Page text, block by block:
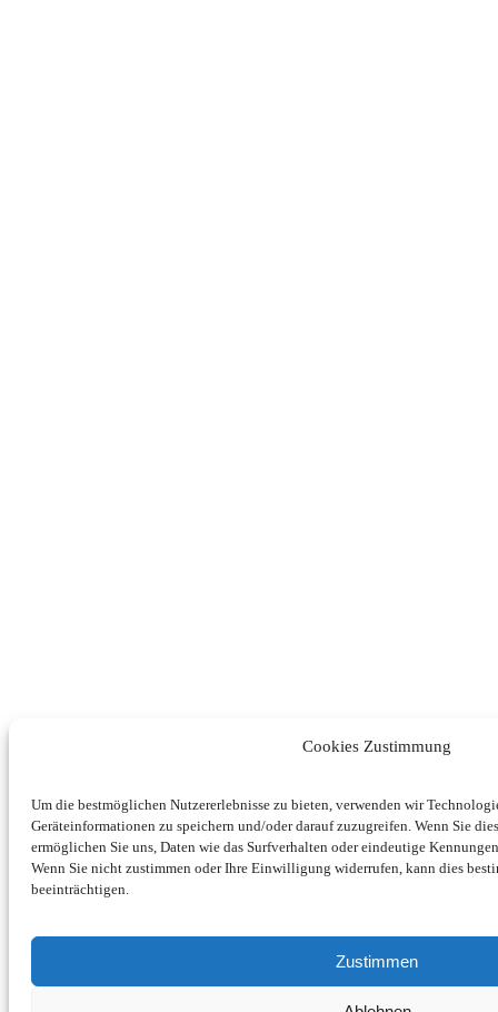
Cookies Zustimmung
Um die bestmöglichen Nutzererlebnisse zu bieten, verwenden wir
Geräteinformationen zu speichern und/oder darauf zuzugreifen. Wenn Sie
ermöglichen Sie uns, Daten wie das Surfverhalten oder eindeutige
Wenn Sie nicht zustimmen oder Ihre Einwilligung widerrufen, kann dies
beeinträchtigen.
Zustimmen